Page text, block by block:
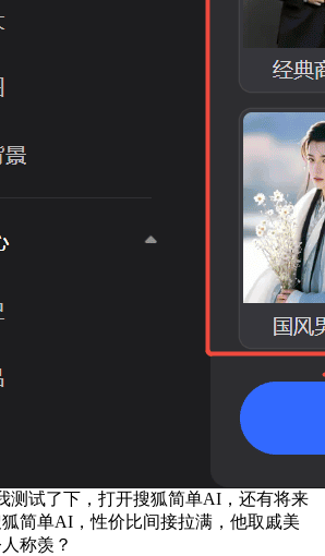
测试了下，打开搜狐简单AI，还有将来
简单AI，性价比间接拉满，他取戚美
称羡？